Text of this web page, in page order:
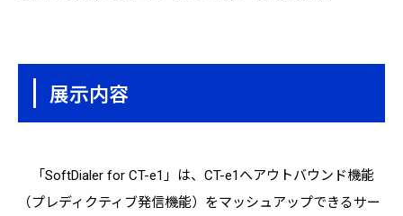
展示内容
「SoftDialer for CT-e1」は、CT-e1へアウトバウンド機能
（プレディクティブ発信機能）をマッシュアップできるサー